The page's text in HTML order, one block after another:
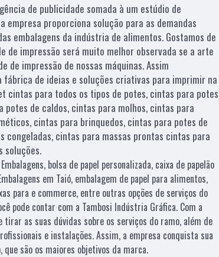
de publicidade somada à um estúdio de
empresa proporciona solução para as demandas
embalagens da indústria de alimentos. Gostamos de
de impressão será muito melhor observada se a arte
de impressão de nossas máquinas. Assim
fábrica de ideias e soluções criativas para imprimir na
cintas para todos os tipos de potes, cintas para potes
potes de caldos, cintas para molhos, cintas para
cintas para brinquedos, cintas para potes de
congeladas, cintas para massas prontas cintas para
soluções.
bolsa de papel personalizada, caixa de papelão
em Taió, embalagem de papel para alimentos,
para e commerce, entre outras opções de serviços do
pode contar com a Tambosi Indústria Gráfica. Com a
tirar as suas dúvidas sobre os serviços do ramo, além de
e instalações. Assim, a empresa conquista sua
que são os maiores objetivos da marca.